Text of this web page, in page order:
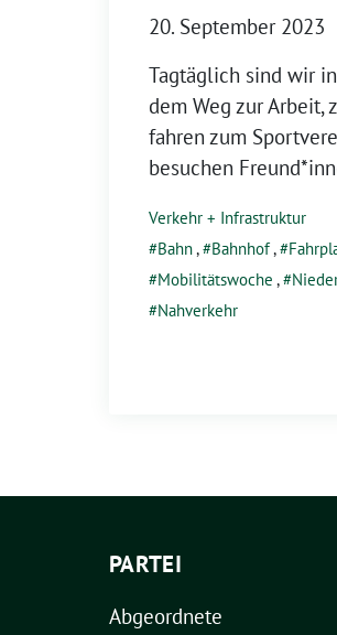
20. September 2023
Tagtäglich sind wir
dem Weg zur Arbeit,
fahren zum
besuchen
Verkehr + Infrastruktur
Bahn, Bahnhof,
Mobilitätswoche ,
Nahverkehr
PARTEI
Abgeordnete